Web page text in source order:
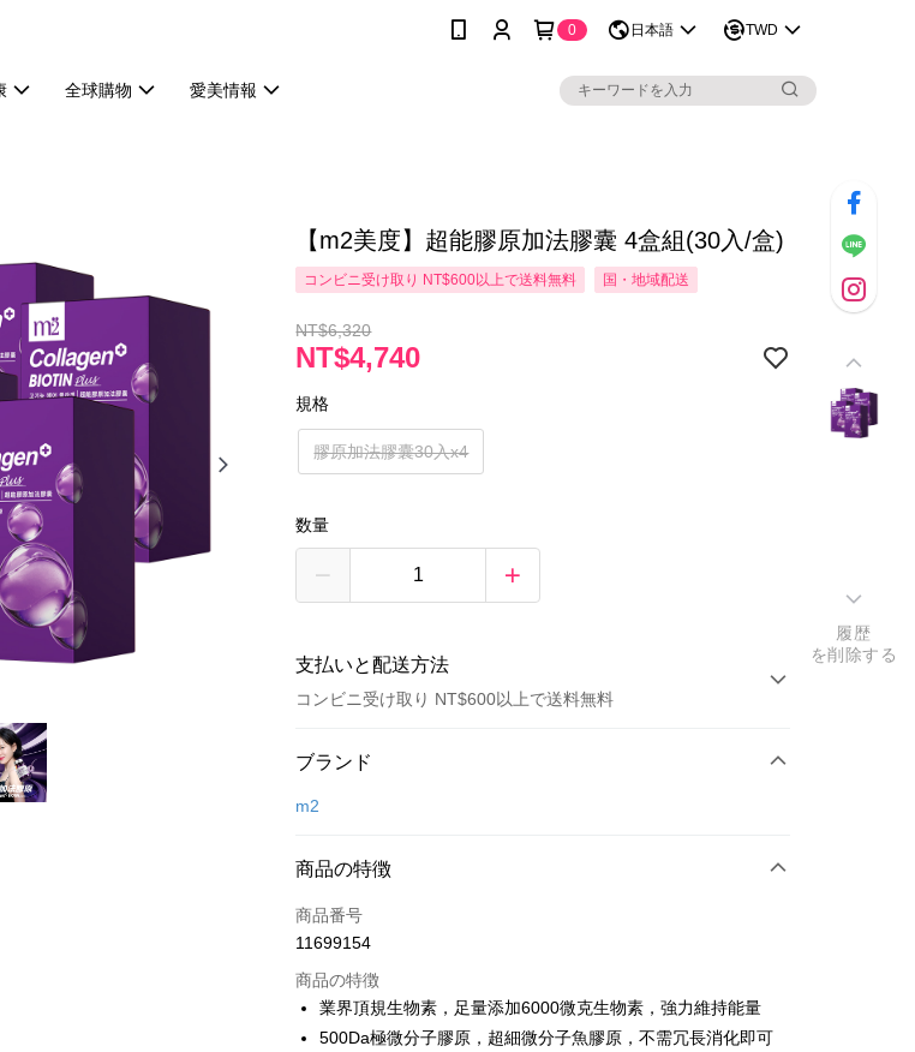
0 日本語 TWD
全球購物 愛美情報
【m2美度】超能膠原加法膠囊 4盒組(30入/盒)
コンビニ受け取り NT$600以上で送料無料 国・地域配送
NT$6,320
NT$4,740
規格
膠原加法膠囊30入x4
数量
支払いと配送方法
コンビニ受け取り NT$600以上で送料無料
お支払い方法
クレジットカード1回払い
Apple Pay
JKOPAY
ブランド
m2
商品の特徴
商品番号
11699154
商品の特徴
業界頂規生物素，足量添加6000微克生物素，強力維持能量
500Da極微分子膠原，超細微分子魚膠原，不需冗長消化即可
履歴
を削除する